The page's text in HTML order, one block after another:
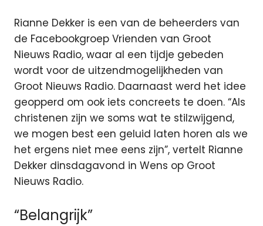
Rianne Dekker is een van de beheerders van
de Facebookgroep Vrienden van Groot
Nieuws Radio, waar al een tijdje gebeden
wordt voor de uitzendmogelijkheden van
Groot Nieuws Radio. Daarnaast werd het idee
geopperd om ook iets concreets te doen. “Als
christenen zijn we soms wat te stilzwijgend,
we mogen best een geluid laten horen als we
het ergens niet mee eens zijn”, vertelt Rianne
Dekker dinsdagavond in Wens op Groot
Nieuws Radio.
“Belangrijk”